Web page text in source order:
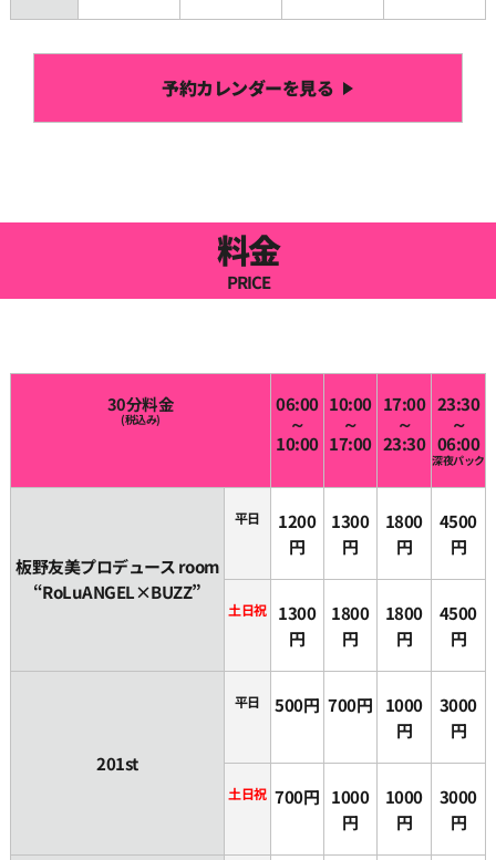
予約カレンダーを見る
料金
PRICE
30分料金
(税込み)
06:00
～
10:00
10:00
～
17:00
17:00
～
23:30
23:30
～
06:00
深夜パック
板野友美プロデュース room
“RoLuANGEL×BUZZ”
平日
1200
円
1300
円
1800
円
4500
円
土日祝
1300
円
1800
円
1800
円
4500
円
201st
平日 500円 700円
1000
円
3000
円
土日祝 700円 1000
円
1000
円
3000
円